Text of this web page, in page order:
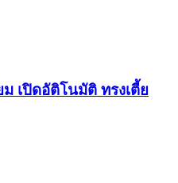
เปิดอัติโนมัติ ทรงเตี้ย